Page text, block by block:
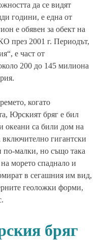
да се видят
години, е една от
е обявен за обект на
през 2001 г. Периодът,
е част от
200 до 145 милиона
когато
Юрският бряг е бил
океани са били дом на
включително гигантски
по-малки, но също така
морето спаднало и
в сегашния им вид,
геоложки форми,
бряг